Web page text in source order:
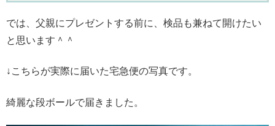
では、父親にプレゼントする前に、検品も兼ねて開けたい
と思います＾＾
↓こちらが実際に届いた宅急便の写真です。
綺麗な段ボールで届きました。